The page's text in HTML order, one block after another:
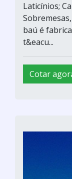
Laticínios;
baú é
t&eacu...
Cotar